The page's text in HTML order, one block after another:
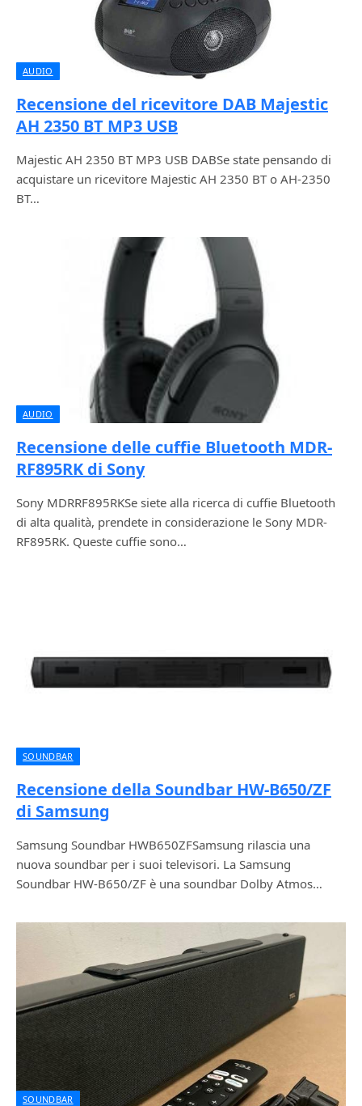
AUDIO
Recensione del ricevitore DAB Majestic
AH 2350 BT MP3 USB
Majestic AH 2350 BT MP3 USB DABSe state pensando di
acquistare un ricevitore Majestic AH 2350 BT o AH-2350
BT…
AUDIO
Recensione delle cuffie Bluetooth MDR-
RF895RK di Sony
Sony MDRRF895RKSe siete alla ricerca di cuffie Bluetooth
di alta qualità, prendete in considerazione le Sony MDR-
RF895RK. Queste cuffie sono…
SOUNDBAR
Recensione della Soundbar HW-B650/ZF
di Samsung
Samsung Soundbar HWB650ZFSamsung rilascia una
nuova soundbar per i suoi televisori. La Samsung
Soundbar HW-B650/ZF è una soundbar Dolby Atmos…
SOUNDBAR